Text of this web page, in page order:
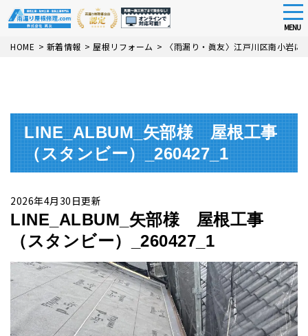
Skip
MENU
HOME > 新着情報 > 屋根リフォーム > 〈雨漏り・眞友〉江戸川区南小岩に
LINE_ALBUM_矢部様 屋根工事
（スタンビー）_260427_1
2026年4月30日更新
LINE_ALBUM_矢部様 屋根工事
（スタンビー）_260427_1